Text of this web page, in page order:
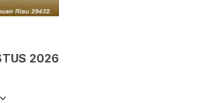
2026